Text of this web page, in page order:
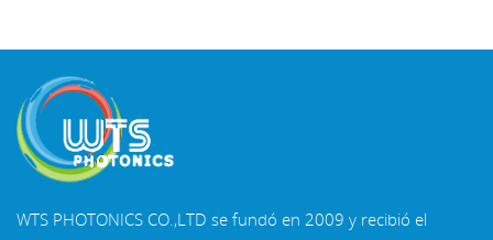
WTS PHOTONICS CO.,LTD se fundó en 2009 y recibió el